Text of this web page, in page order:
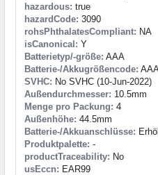
hazardous: true
hazardCode: 3090
rohsPhthalatesCompliant: NA
isCanonical: Y
Batterietyp/-größe: AAA
Batterie-/Akkugrößencode:
SVHC: No SVHC (10-Jun-2022)
Außendurchmesser: 10.5mm
Menge pro Packung: 4
Außenhöhe: 44.5mm
Batterie-/Akkuanschlüsse:
Produktpalette: -
productTraceability: No
usEccn: EAR99